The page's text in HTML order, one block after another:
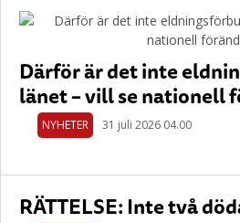
Därför är det inte
länet – vill se nationell
NYHETER 31 juli 2026 04.00
RÄTTELSE: Inte två